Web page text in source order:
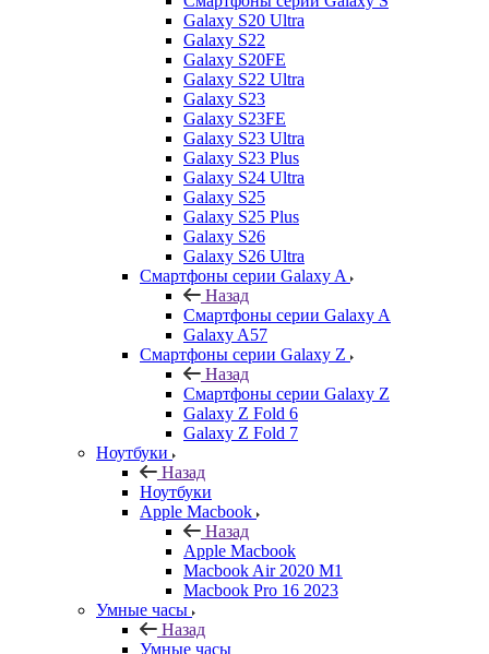
Galaxy S20 Ultra
Galaxy S22
Galaxy S20FE
Galaxy S22 Ultra
Galaxy S23
Galaxy S23FE
Galaxy S23 Ultra
Galaxy S23 Plus
Galaxy S24 Ultra
Galaxy S25
Galaxy S25 Plus
Galaxy S26
Galaxy S26 Ultra
Смартфоны серии Galaxy A
Назад
Смартфоны серии Galaxy A
Galaxy A57
Смартфоны серии Galaxy Z
Назад
Смартфоны серии Galaxy Z
Galaxy Z Fold 6
Galaxy Z Fold 7
Ноутбуки
Назад
Ноутбуки
Apple Macbook
Назад
Apple Macbook
Macbook Air 2020 M1
Macbook Pro 16 2023
Умные часы
Назад
Умные часы